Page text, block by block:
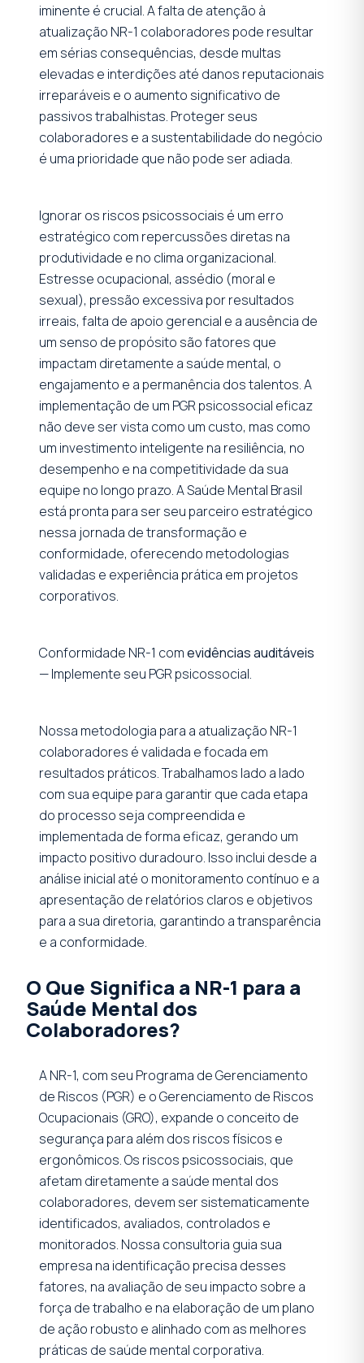
iminente é crucial. A falta de atenção à
atualização NR-1 colaboradores pode resultar
em sérias consequências, desde multas
elevadas e interdições até danos reputacionais
irreparáveis e o aumento significativo de
passivos trabalhistas. Proteger seus
colaboradores e a sustentabilidade do negócio
é uma prioridade que não pode ser adiada.
Ignorar os riscos psicossociais é um erro
estratégico com repercussões diretas na
produtividade e no clima organizacional.
Estresse ocupacional, assédio (moral e
sexual), pressão excessiva por resultados
irreais, falta de apoio gerencial e a ausência de
um senso de propósito são fatores que
impactam diretamente a saúde mental, o
engajamento e a permanência dos talentos. A
implementação de um PGR psicossocial eficaz
não deve ser vista como um custo, mas como
um investimento inteligente na resiliência, no
desempenho e na competitividade da sua
equipe no longo prazo. A Saúde Mental Brasil
está pronta para ser seu parceiro estratégico
nessa jornada de transformação e
conformidade, oferecendo metodologias
validadas e experiência prática em projetos
corporativos.
Conformidade NR-1 comevidências auditáveis
— Implemente seu PGR psicossocial.
Nossa metodologia para a atualização NR-1
colaboradores é validada e focada em
resultados práticos. Trabalhamos lado a lado
com sua equipe para garantir que cada etapa
do processo seja compreendida e
implementada de forma eficaz, gerando um
impacto positivo duradouro. Isso inclui desde a
análise inicial até o monitoramento contínuo e a
apresentação de relatórios claros e objetivos
para a sua diretoria, garantindo a transparência
e a conformidade.
O Que Significa a NR-1 para a
Saúde Mental dos
Colaboradores?
A NR-1, com seu Programa de Gerenciamento
de Riscos (PGR) e o Gerenciamento de Riscos
Ocupacionais (GRO), expande o conceito de
segurança para além dos riscos físicos e
ergonômicos. Os riscos psicossociais, que
afetam diretamente a saúde mental dos
colaboradores, devem ser sistematicamente
identificados, avaliados, controlados e
monitorados. Nossa consultoria guia sua
empresa na identificação precisa desses
fatores, na avaliação de seu impacto sobre a
força de trabalho e na elaboração de um plano
de ação robusto e alinhado com as melhores
práticas de saúde mental corporativa.